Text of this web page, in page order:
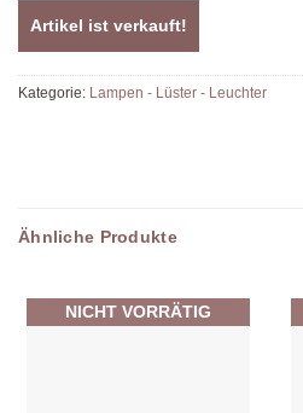
Artikel ist verkauft!
Kategorie: Lampen - Lüster - Leuchter
Ähnliche Produkte
NICHT VORRÄTIG